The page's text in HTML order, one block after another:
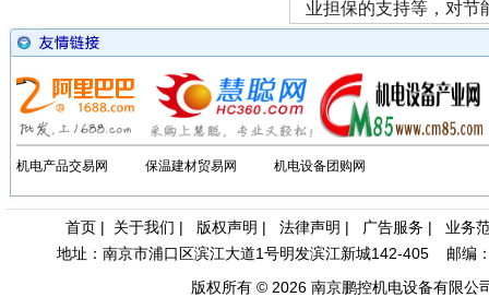
业担保的支持等，对节
机电产品交易网 保温建材贸易网 机电设备团购网
首页 | 关于我们 | 版权声明 | 法律声明 | 广告服务 | 业务
地址：南京市浦口区滨江大道1号明发滨江新城142-405 邮
版权所有 © 2026 南京鹏控机电设备有限公